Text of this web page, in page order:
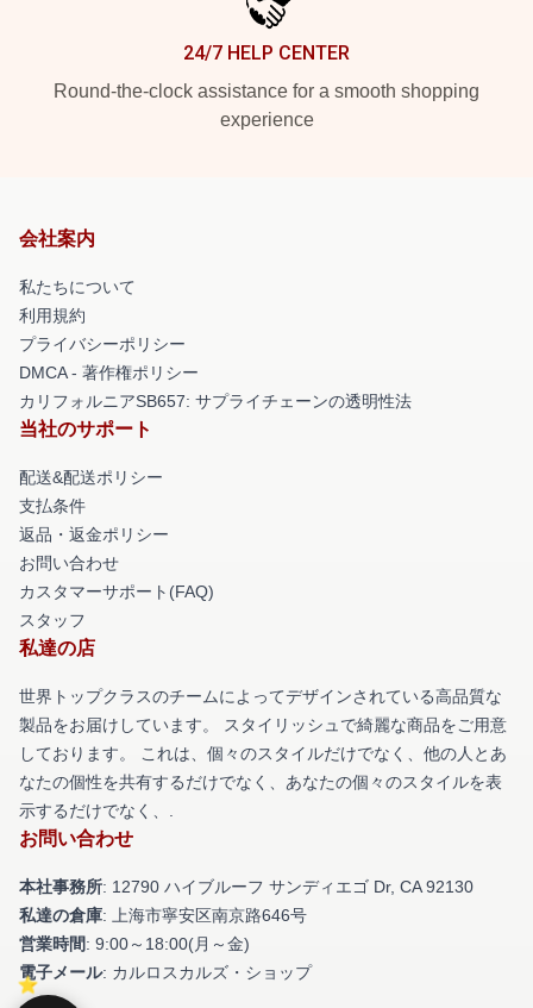
24/7 HELP CENTER
Round-the-clock assistance for a smooth shopping
experience
会社案内
私たちについて
利用規約
プライバシーポリシー
DMCA - 著作権ポリシー
カリフォルニアSB657: サプライチェーンの透明性法
当社のサポート
配送&配送ポリシー
支払条件
返品・返金ポリシー
お問い合わせ
カスタマーサポート(FAQ)
スタッフ
私達の店
世界トップクラスのチームによってデザインされている高品質な
製品をお届けしています。 スタイリッシュで綺麗な商品をご用意
しております。 これは、個々のスタイルだけでなく、他の人とあ
なたの個性を共有するだけでなく、あなたの個々のスタイルを表
示するだけでなく、.
お問い合わせ
本社事務所: 12790 ハイブルーフ サンディエゴ Dr, CA 92130
私達の倉庫: 上海市寧安区南京路646号
営業時間: 9:00～18:00(月～金)
電子メール: カルロスカルズ・ショップ